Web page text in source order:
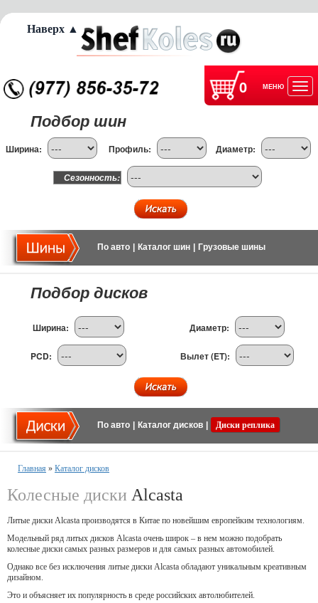
0 МЕНЮ
Подбор шин
Ширина: Профиль: Диаметр:
Сезонность:
По авто Каталог шин Грузовые шины
Подбор дисков
Ширина: Диаметр:
PCD: Вылет (ET):
По авто Каталог дисков Диски реплика
Главная » Каталог дисков
Колесные диски Alcasta
Литые диски Alcasta производятся в Китае по новейшим европейким технологиям.
Модельный ряд литых дисков Alcasta очень широк – в нем можно подобрать
колесные диски самых разных размеров и для самых разных автомобилей.
Однако все без исключения литые диски Alcasta обладают уникальным креативным
дизайном.
Это и объясняет их популярность в среде российских автолюбителей.
Наверх ▲